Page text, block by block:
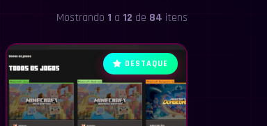
Mostrando 1 a 12 de 84 itens
DESTAQUE